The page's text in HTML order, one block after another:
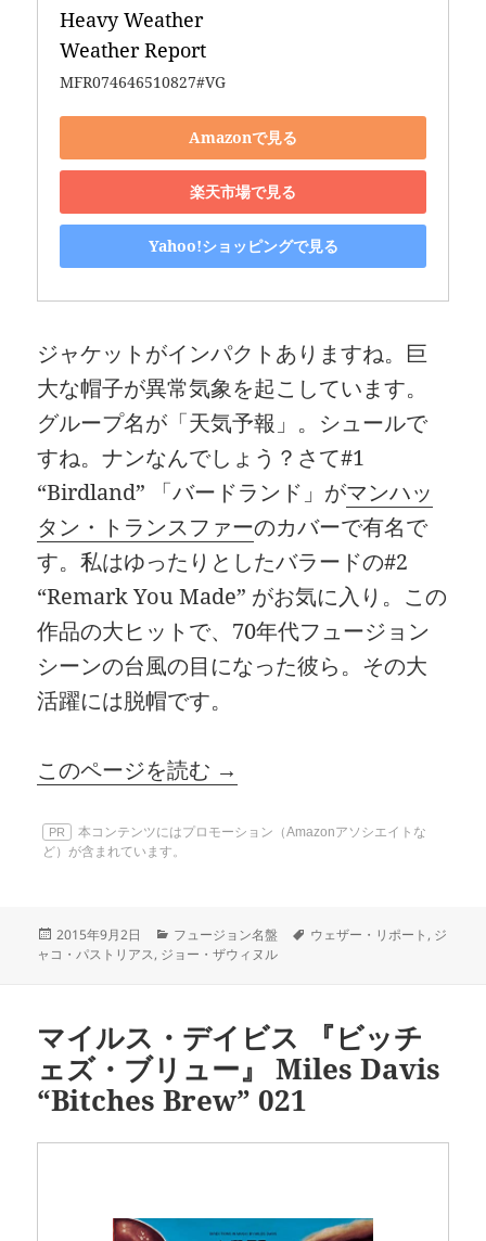
Heavy Weather
Weather Report
MFR074646510827#VG
Amazonで見る
楽天市場で見る
Yahoo!ショッピングで見る
ジャケットがインパクトありますね。巨
大な帽子が異常気象を起こしています。
グループ名が「天気予報」。シュールで
すね。ナンなんでしょう？さて#1
“Birdland” 「バードランド」がマンハッ
タン・トランスファーのカバーで有名で
す。私はゆったりとしたバラードの#2
“Remark You Made” がお気に入り。この
作品の大ヒットで、70年代フュージョン
シーンの台風の目になった彼ら。その大
活躍には脱帽です。
このページを読む →
PR
本コンテンツにはプロモーション（Amazonアソシエイトな
ど）が含まれています。
投
稿
2015年9月2日
カ
テ
フュージョン名盤
タ
ウェザー・リポート, ジ
ャコ・パストリアス, ジョー・ザウィヌル
マイルス・デイビス 『ビッチ
ェズ・ブリュー』 Miles Davis
“Bitches Brew” 021